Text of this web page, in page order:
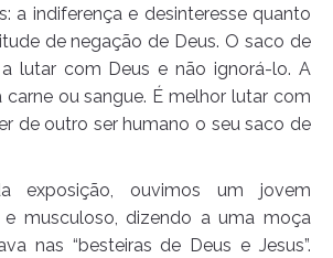
a indiferença e desinteresse quanto
de negação de Deus. O saco de
lutar com Deus e não ignorá-lo. A
ou sangue. É melhor lutar com
de outro ser humano o seu saco de
exposição, ouvimos um jovem
e musculoso, dizendo a uma moça
nas “besteiras de Deus e Jesus”.